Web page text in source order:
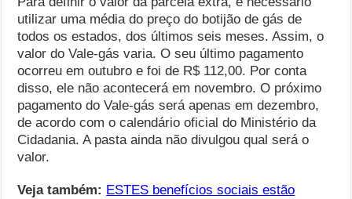
utilizar uma média do preço do botijão de gás de
todos os estados, dos últimos seis meses. Assim, o
valor do Vale-gás varia. O seu último pagamento
ocorreu em outubro e foi de R$ 112,00. Por conta
disso, ele não acontecerá em novembro. O próximo
pagamento do Vale-gás será apenas em dezembro,
de acordo com o calendário oficial do Ministério da
Cidadania. A pasta ainda não divulgou qual será o
valor.
Veja também: ESTES benefícios sociais estão